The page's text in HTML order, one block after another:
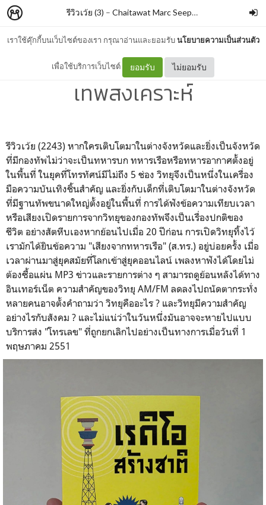
เราใช้คุ๊กกี้บนเว็บไซต์ของเรา กรุณาอ่านและยอมรับนโยบายความเป็นส่วนตัว
เพื่อใช้บริการเว็บไซต์ ยอมรับ ไม่ยอมรับ
รีวิวเว้ย (3) – Chaitawat Marc Seephongsai
เรดิโอสร้างชาติ By ศรัญญู
เทพสงเคราะห์
รีวิวเว้ย (2243) หากใครเติบโตมาในต่างจังหวัดและยิ่งเป็นจังหวัด
ที่มีกองทัพไม่ว่าจะเป็นทหารบก ทหารเรือหรือทหารอากาศตั้งอยู่
ในพื้นที่ ในยุคที่โทรทัศน์มีไม่ถึง 5 ช่อง วิทยุจึงเป็นหนึ่งในเครื่อง
มือความบันเทิงชิ้นสำคัญ และยิ่งกับเด็กที่เติบโตมาในต่างจังหวัด
ที่มีฐานทัพขนาดใหญ่ตั้งอยู่ในพื้นที่ การได้ฟังข้อความเทียบเวลา
หรือเสียงเปิดรายการจากวิทยุของกองทัพจึงเป็นเรื่องปกติของ
ชีวิต อย่างสัตหีบเองหากย้อนไปเมื่อ 20 ปีก่อน การเปิดวิทยุทิ้งไว้
เรามักได้ยินข้อความ "เสียงจากทหารเรือ" (ส.ทร.) อยู่บ่อยครั้ง เมื่อ
เวลาผ่านมาสู่ยุคสมัยที่โลกเข้าสู่ยุคออนไลน์ เพลงหาฟังได้โดยไม่
ต้องซื้อแผ่น MP3 ข่าวและรายการต่าง ๆ สามารถดูย้อนหลังได้ทาง
อินเทอร์เน็ต ความสำคัญของวิทยุ AM/FM ลดลงไปถนัดตากระทั่ง
หลายคนอาจตั้งคำถามว่า วิทยุคืออะไร ? และวิทยุมีความสำคัญ
อย่างไรกับสังคม ? และไม่แน่ว่าในวันหนึ่งมันอาจจะหายไปแบบ
บริการส่ง "โทรเลข" ที่ถูกยกเลิกไปอย่างเป็นทางการเมื่อวันที่ 1
พฤษภาคม 2551